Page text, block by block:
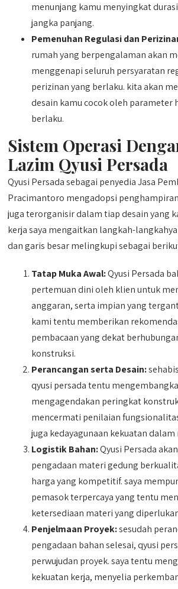
menunjang kamu menyingkat
jangka panjang.
Pemenuhan Regulasi dan
rumah yang berpengalaman akan
menggenapi seluruh persyaratan
perizinan yang berlaku. kita akan
desain kamu cocok oleh parameter
berlaku.
Sistem Operasi
Lazim Qyusi Persada
Qyusi Persada sebagai penyedia Jasa
Pracimantoro mengadopsi
juga terorganisir dalam tiap desain yang
kerja saya mengaitkan langkah-
dan garis besar melingkupi sebagai
Tatap Muka Awal:Qyusi Persada
pertemuan dini oleh klien untuk
anggaran, serta impian yang
kami tentu memberikan
pembacaan yang dekat
konstruksi.
Perancangan serta Desain:
qyusi persada tentu
mengagendakan peringkat
mencermati penilaian
juga kedayagunaan kekuatan
Logistik Bahan:Qyusi Persada
pengadaan materi gedung
harga yang kompetitif. saya
pemasok terpercaya yang tentu
ketersediaan materi yang
Penjelmaan Proyek:sesudah
pengadaan bahan selesai, qyusi
perwujudan proyek. saya tentu
kekuatan kerja, menyelia